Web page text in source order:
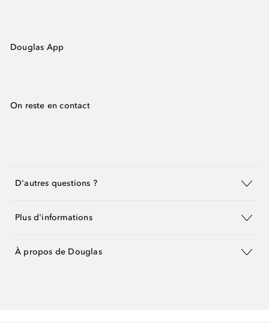
Douglas App
On reste en contact
D'autres questions ?
Plus d'informations
À propos de Douglas